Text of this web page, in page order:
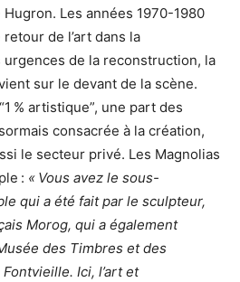
Les années 1970-1980
de l’art dans la
de la reconstruction, la
sur le devant de la scène.
% artistique”, une part des
consacrée à la création,
le secteur privé. Les Magnolias
: « Vous avez le sous-
qui a été fait par le sculpteur,
Morog, qui a également
des Timbres et des
Ici, l’art et